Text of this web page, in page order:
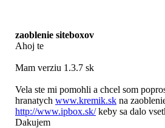
zaoblenie siteboxov
Ahoj te
Mam verziu 1.3.7 sk
Vela ste mi pomohli a chcel som
hranatych www.kremik.sk na
http://www.ipbox.sk/keby sa dalo
Dakujem